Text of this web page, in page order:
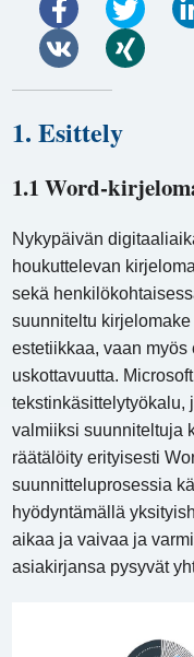
1. Esittely
1.1 Word-
Nykypäivän
houkuttelevan
sekä
suunniteltu
estetiikkaa, vaan
uskottavuutta.
tekstinkäsittelytyökalu,
valmiiksi suunniteltuja
räätälöity erityisesti
suunnitteluprosessia
hyödyntämällä
aikaa ja vaivaa ja
asiakirjansa pysyvät